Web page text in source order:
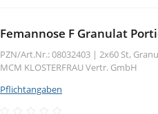
Femannose F Granulat
PZN/Art.Nr.: 08032403 | 2x60 St,
MCM KLOSTERFRAU Vertr. GmbH
Pflichtangaben